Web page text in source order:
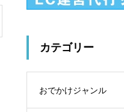
カテゴリー
おでかけジャンル